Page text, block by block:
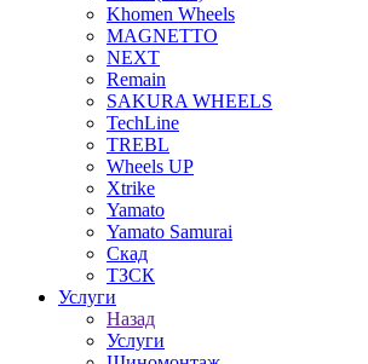
Khomen Wheels
MAGNETTO
NEXT
Remain
SAKURA WHEELS
TechLine
TREBL
Wheels UP
Xtrike
Yamato
Yamato Samurai
Скад
ТЗСК
Услуги
Назад
Услуги